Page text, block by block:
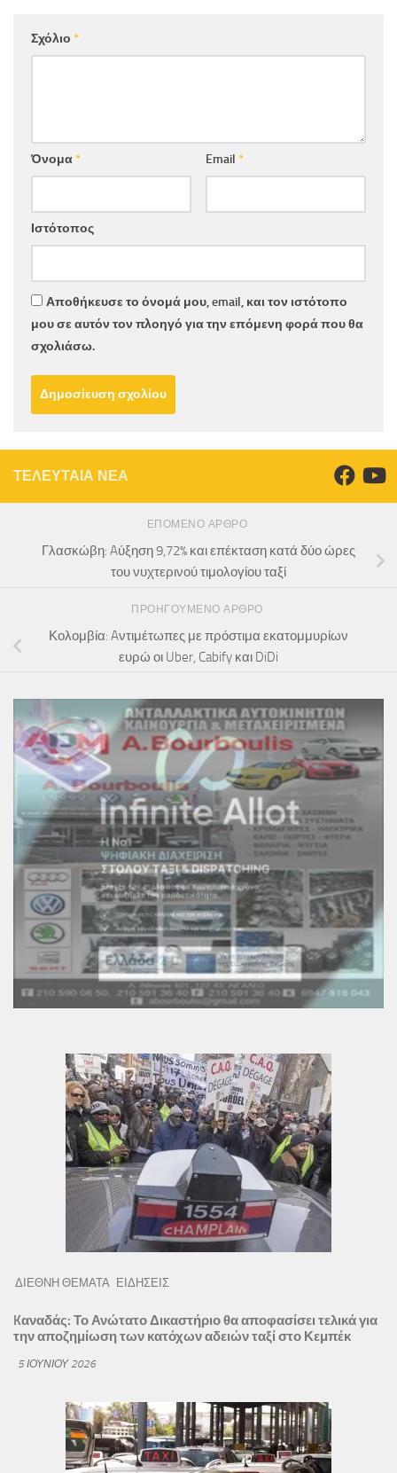
Σχόλιο *
Όνομα* Email *
Ιστότοπος
Αποθήκευσε το όνομά μου, email, και τον ιστότοπο
μου σε αυτόν τον πλοηγό για την επόμενη φορά που θα
σχολιάσω.
ΤΕΛΕΥΤΑΙΑ ΝΕΑ
ΕΠΌΜΕΝΟ ΆΡΘΡΟ
Γλασκώβη: Aύξηση 9,72% και επέκταση κατά δύο ώρες
του νυχτερινού τιμολογίου ταξί
ΠΡΟΗΓΟΎΜΕΝΟ ΆΡΘΡΟ
Κολομβία: Aντιμέτωπες με πρόστιμα εκατομμυρίων
ευρώ οι Uber, Cabify και DiDi
ΔΙΕΘΝΗ ΘΕΜΑΤΑ ΕΙΔΗΣΕΙΣ
Kαναδάς: Το Ανώτατο Δικαστήριο θα αποφασίσει τελικά για
την αποζημίωση των κατόχων αδειών ταξί στο Κεμπέκ
5 ΙΟΥΝΊΟΥ 2026